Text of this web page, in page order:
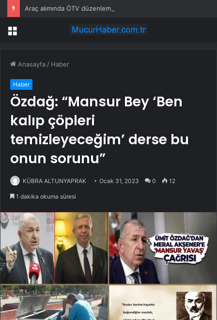
Menü
Anasayfa / Haber
Haber
Özdağ: “Mansur Bey ‘Ben
kalıp çöpleri
temizleyeceğim’ derse bu
onun sorunu”
KÜBRA ALTUNYAPRAK Ocak 31, 2023 0 12
1 dakika okuma süresi